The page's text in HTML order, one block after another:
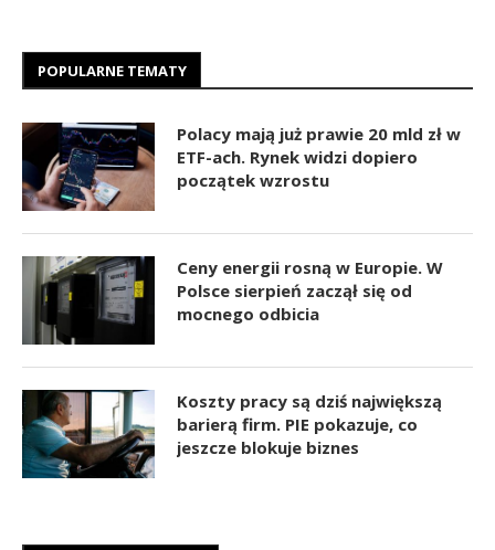
POPULARNE TEMATY
Polacy mają już prawie 20 mld zł w
ETF-ach. Rynek widzi dopiero
początek wzrostu
Ceny energii rosną w Europie. W
Polsce sierpień zaczął się od
mocnego odbicia
Koszty pracy są dziś największą
barierą firm. PIE pokazuje, co
jeszcze blokuje biznes